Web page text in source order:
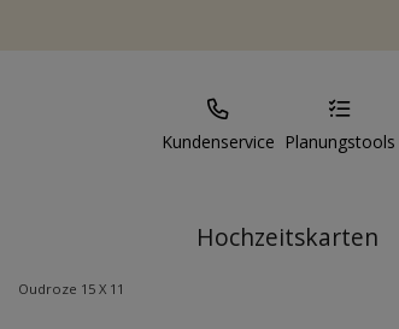
Kundenservice Planungstools
Hochzeitskarten
Oudroze 15 X 11